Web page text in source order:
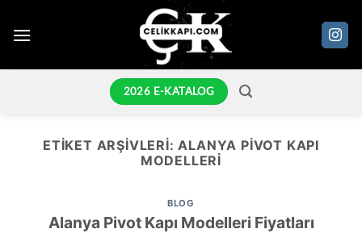
atla
2026 E-KATALOG
ETIKET ARŞIVLERI:ALANYA PIVOT KAPI
MODELLERI
BLOG
Alanya Pivot Kapı Modelleri Fiyatları